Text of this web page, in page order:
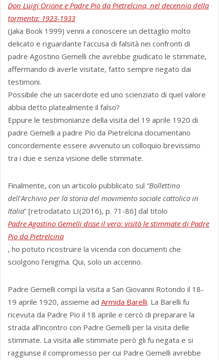
Don Luigi Orione e Padre Pio da Pietrelcina, nel decennio della
tormenta: 1923-1933
(Jaka Book 1999) venni a conoscere un dettaglio molto
delicato e riguardante l’accusa di falsità nei confronti di
padre Agostino Gemelli che avrebbe giudicato le stimmate,
affermando di averle visitate, fatto sempre negato dai
testimoni.
Possibile che un sacerdote ed uno scienziato di quel valore
abbia detto platealmente il falso?
Eppure le testimonianze della visita del 19 aprile 1920 di
padre Gemelli a padre Pio da Pietrelcina documentano
concordemente essere avvenuto un colloquio brevissimo
tra i due e senza visione delle stimmate.
Finalmente, con un articolo pubblicato sul “Bollettino
dell'Archivio per la storia del movimento sociale cattolico in
Italia” [retrodatato LI(2016), p. 71-86] dal titolo
Padre Agostino Gemelli disse il vero: visitò le stimmate di Padre
Pio da Pietrelcina
, ho potuto ricostruire la vicenda con documenti che
sciolgono l'enigma. Qui, solo un accenno.
Padre Gemelli compì la visita a San Giovanni Rotondo il 18-
19 aprile 1920, assieme ad Armida Barelli. La Barelli fu
ricevuta da Padre Pio il 18 aprile e cercò di preparare la
strada all’incontro con Padre Gemelli per la visita delle
stimmate. La visita alle stimmate però gli fu negata e si
raggiunse il compromesso per cui Padre Gemelli avrebbe